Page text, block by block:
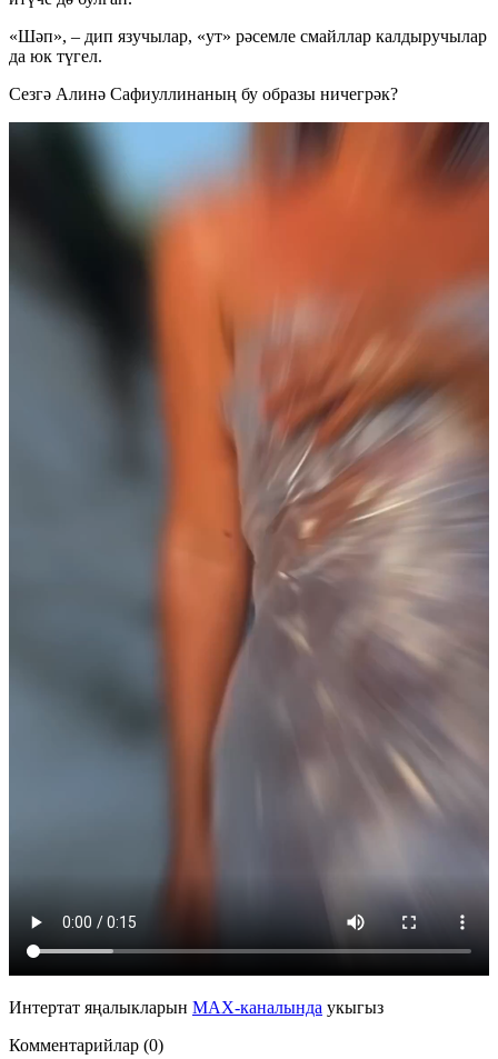
«Шәп», – дип язучылар, «ут» рәсемле смайллар калдыручылар
да юк түгел.
Сезгә Алинә Сафиуллинаның бу образы ничегрәк?
Интертат яңалыкларын MAX-каналында укыгыз
Комментарийлар (0)